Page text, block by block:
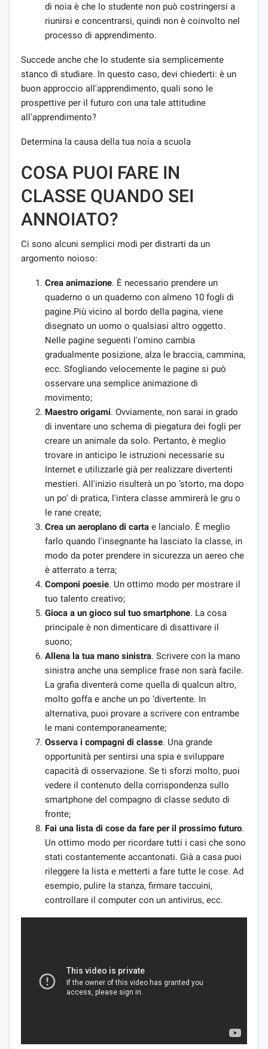
di noia è che lo studente non può costringersi a
riunirsi e concentrarsi, quindi non è coinvolto nel
processo di apprendimento.
Succede anche che lo studente sia semplicemente
stanco di studiare. In questo caso, devi chiederti: è un
buon approccio all'apprendimento, quali sono le
prospettive per il futuro con una tale attitudine
all'apprendimento?
Determina la causa della tua noia a scuola
COSA PUOI FARE IN
CLASSE QUANDO SEI
ANNOIATO?
Ci sono alcuni semplici modi per distrarti da un
argomento noioso:
Crea animazione. È necessario prendere un
quaderno o un quaderno con almeno 10 fogli di
pagine.Più vicino al bordo della pagina, viene
disegnato un uomo o qualsiasi altro oggetto.
Nelle pagine seguenti l'omino cambia
gradualmente posizione, alza le braccia, cammina,
ecc. Sfogliando velocemente le pagine si può
osservare una semplice animazione di
movimento;
Maestro origami. Ovviamente, non sarai in grado
di inventare uno schema di piegatura dei fogli per
creare un animale da solo. Pertanto, è meglio
trovare in anticipo le istruzioni necessarie su
Internet e utilizzarle già per realizzare divertenti
mestieri. All'inizio risulterà un po ‘storto, ma dopo
un po' di pratica, l'intera classe ammirerà le gru o
le rane create;
Crea un aeroplano di carta e lancialo. È meglio
farlo quando l'insegnante ha lasciato la classe, in
modo da poter prendere in sicurezza un aereo che
è atterrato a terra;
Componi poesie. Un ottimo modo per mostrare il
tuo talento creativo;
Gioca a un gioco sul tuo smartphone. La cosa
principale è non dimenticare di disattivare il
suono;
Allena la tua mano sinistra. Scrivere con la mano
sinistra anche una semplice frase non sarà facile.
La grafia diventerà come quella di qualcun altro,
molto goffa e anche un po ‘divertente. In
alternativa, puoi provare a scrivere con entrambe
le mani contemporaneamente;
Osserva i compagni di classe. Una grande
opportunità per sentirsi una spia e sviluppare
capacità di osservazione. Se ti sforzi molto, puoi
vedere il contenuto della corrispondenza sullo
smartphone del compagno di classe seduto di
fronte;
Fai una lista di cose da fare per il prossimo futuro.
Un ottimo modo per ricordare tutti i casi che sono
stati costantemente accantonati. Già a casa puoi
rileggere la lista e metterti a fare tutte le cose. Ad
esempio, pulire la stanza, firmare taccuini,
controllare il computer con un antivirus, ecc.